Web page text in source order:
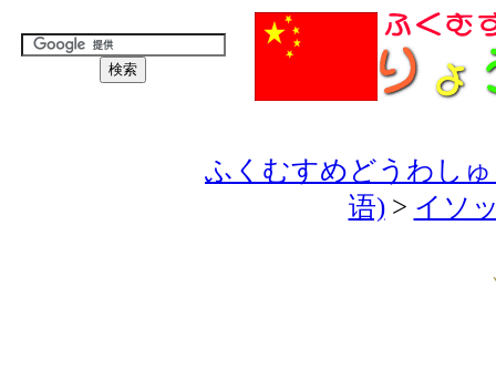
ふくむすめどうわし
语)> イソ